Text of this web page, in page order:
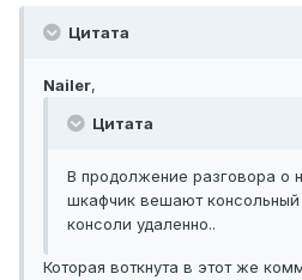
Цитата
Nailer,
Цитата
В продолжение разговора о
шкафчик вешают консольный
консоли удаленно..
Которая воткнута в этот же